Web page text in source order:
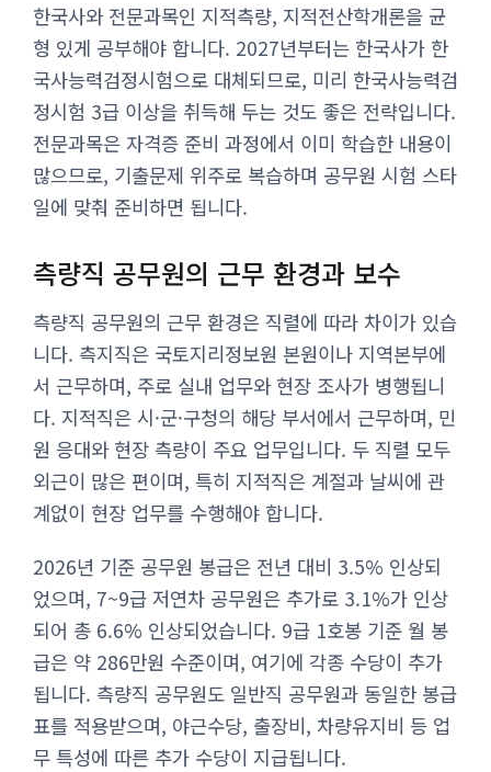
한국사와 전문과목인 지적측량, 지적전산학개론을 균
형 있게 공부해야 합니다. 2027년부터는 한국사가 한
국사능력검정시험으로 대체되므로, 미리 한국사능력검
정시험 3급 이상을 취득해 두는 것도 좋은 전략입니다.
전문과목은 자격증 준비 과정에서 이미 학습한 내용이
많으므로, 기출문제 위주로 복습하며 공무원 시험 스타
일에 맞춰 준비하면 됩니다.
측량직 공무원의 근무 환경과 보수
측량직 공무원의 근무 환경은 직렬에 따라 차이가 있습
니다. 측지직은 국토지리정보원 본원이나 지역본부에
서 근무하며, 주로 실내 업무와 현장 조사가 병행됩니
다. 지적직은 시·군·구청의 해당 부서에서 근무하며, 민
원 응대와 현장 측량이 주요 업무입니다. 두 직렬 모두
외근이 많은 편이며, 특히 지적직은 계절과 날씨에 관
계없이 현장 업무를 수행해야 합니다.
2026년 기준 공무원 봉급은 전년 대비 3.5% 인상되
었으며, 7~9급 저연차 공무원은 추가로 3.1%가 인상
되어 총 6.6% 인상되었습니다. 9급 1호봉 기준 월 봉
급은 약 286만원 수준이며, 여기에 각종 수당이 추가
됩니다. 측량직 공무원도 일반직 공무원과 동일한 봉급
표를 적용받으며, 야근수당, 출장비, 차량유지비 등 업
무 특성에 따른 추가 수당이 지급됩니다.